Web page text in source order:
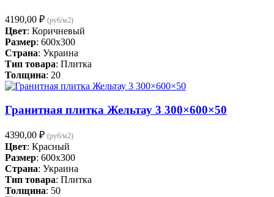
4190,00 ₽ (руб/м2)
Цвет: Коричневый
Размер: 600x300
Страна: Украина
Тип товара: Плитка
Толщина: 20
Гранитная плитка Жельтау 3 300×600×50
4390,00 ₽ (руб/м2)
Цвет: Красный
Размер: 600x300
Страна: Украина
Тип товара: Плитка
Толщина: 50